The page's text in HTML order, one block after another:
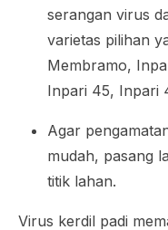
serangan virus
varietas pilihan
Membramo,
Inpari 45, Inpari
Agar
mudah, pasang
titik lahan.
Virus kerdil padi